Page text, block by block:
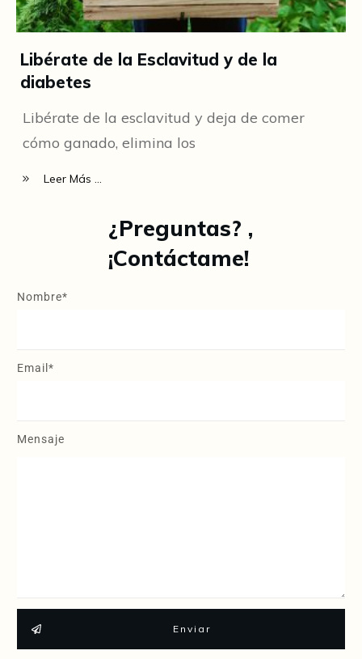
Libérate de la Esclavitud y de la
diabetes
Libérate de la esclavitud y deja de comer
cómo ganado, elimina los
Leer Más ...
¿Preguntas? ,
¡Contáctame!
Nombre*
Email*
Mensaje
Enviar